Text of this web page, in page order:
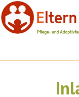
Springe
zum
Inhalt